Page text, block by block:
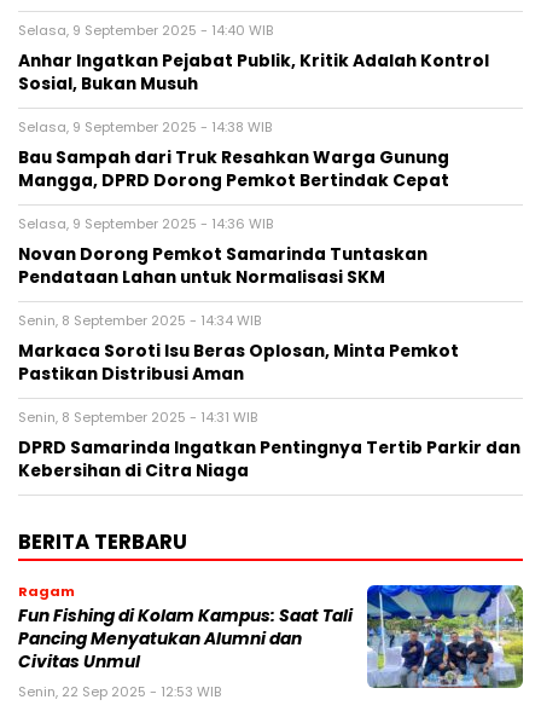
Selasa, 9 September 2025 - 14:40 WIB
Anhar Ingatkan Pejabat Publik, Kritik Adalah Kontrol
Sosial, Bukan Musuh
Selasa, 9 September 2025 - 14:38 WIB
Bau Sampah dari Truk Resahkan Warga Gunung
Mangga, DPRD Dorong Pemkot Bertindak Cepat
Selasa, 9 September 2025 - 14:36 WIB
Novan Dorong Pemkot Samarinda Tuntaskan
Pendataan Lahan untuk Normalisasi SKM
Senin, 8 September 2025 - 14:34 WIB
Markaca Soroti Isu Beras Oplosan, Minta Pemkot
Pastikan Distribusi Aman
Senin, 8 September 2025 - 14:31 WIB
DPRD Samarinda Ingatkan Pentingnya Tertib Parkir dan
Kebersihan di Citra Niaga
BERITA TERBARU
Ragam
Fun Fishing di Kolam Kampus: Saat Tali
Pancing Menyatukan Alumni dan
Civitas Unmul
Senin, 22 Sep 2025 - 12:53 WIB